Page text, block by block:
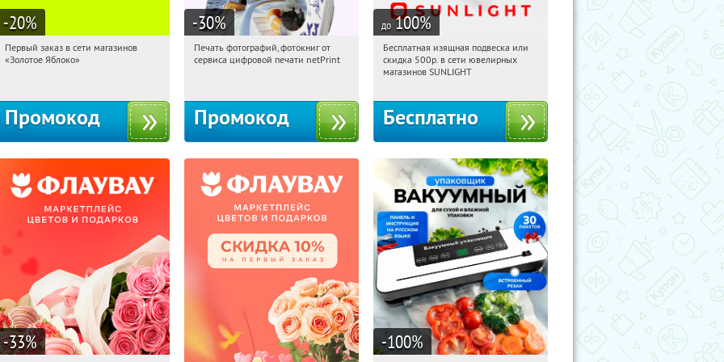
-20%
20:55:16
Получи первым!
Первый заказ в сети магазинов
«Золотое Яблоко»
Промокод
-30%
20:55:16 Получили:
Печать фотографий, фотокниг от
сервиса цифровой печати netPrint
Промокод
до 100%
20:55:16 Получили:
Россия
Бесплатная изящная подвеска или
скидка 500р. в сети ювелирных
магазинов SUNLIGHT
Бесплатно
-33% -100%